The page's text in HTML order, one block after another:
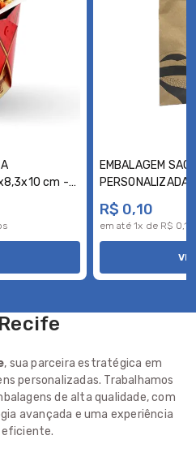
EMBALAGEM
PERSONALIZADA
R$ 0,10
em até 1x de R$
, sua parceira estratégica em
personalizadas. Trabalhamos
de alta qualidade, com
avançada e uma experiência